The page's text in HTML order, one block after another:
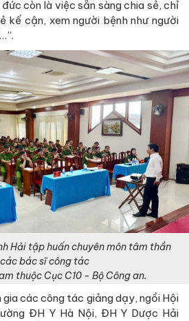
còn là việc sẵn sàng chia sẻ, chỉ
cận, xem người bệnh như người
Hải tập huấn chuyên môn tâm thần
bác sĩ công tác
thuộc Cục C10 - Bộ Công an.
các công tác giảng dạy, ngồi Hội
ĐH Y Hà Nội, ĐH Y Dược Hải